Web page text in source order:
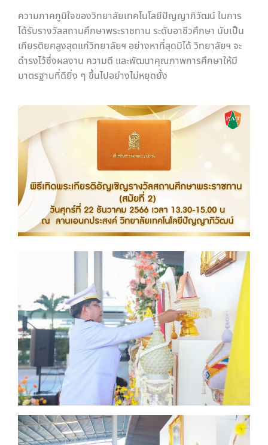
ความภาคภูมิใจของวิทยาลัยเทคโนโลยีปัญญาภิวัฒน์ ในการ
ได้รับรางวัลสถานศึกษาพระราชทาน ระดับอาชีวศึกษา นับเป็น
เกียรติยศสูงสุดแก่วิทยาลัยฯ อย่างหาที่สุดมิได้ วิทยาลัยฯ จะ
ดำรงไว้ซึ่งผลงาน ความดี และพัฒนาคุณภาพการศึกษาให้มี
มาตรฐานที่ดียิ่ง ๆ ขึ้นไปอย่างไม่หยุดยั้ง